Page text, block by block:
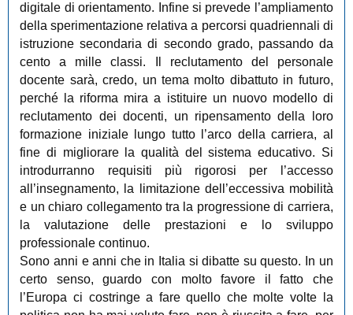
digitale di orientamento. Infine si prevede l’ampliamento
della sperimentazione relativa a percorsi quadriennali di
istruzione secondaria di secondo grado, passando da
cento a mille classi. Il reclutamento del personale
docente sarà, credo, un tema molto dibattuto in futuro,
perché la riforma mira a istituire un nuovo modello di
reclutamento dei docenti, un ripensamento della loro
formazione iniziale lungo tutto l’arco della carriera, al
fine di migliorare la qualità del sistema educativo. Si
introdurranno requisiti più rigorosi per l’accesso
all’insegnamento, la limitazione dell’eccessiva mobilità
e un chiaro collegamento tra la progressione di carriera,
la valutazione delle prestazioni e lo sviluppo
professionale continuo.
Sono anni e anni che in Italia si dibatte su questo. In un
certo senso, guardo con molto favore il fatto che
l’Europa ci costringe a fare quello che molte volte la